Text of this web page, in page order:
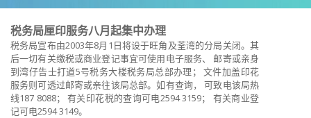
税务局厘印服务八月起集中办理
税务局宣布由2003年8月1日将设于旺角及荃湾的分局关闭。其
后一切有关缴税或商业登记事宜可使用电子服务、 邮寄或亲身
到湾仔告士打道5号税务大楼税务局总部办理； 文件加盖印花
服务则可透过邮寄或亲往该局总部。如有查询， 可致电该局热
线187 8088； 有关印花税的查询可电2594 3159； 有关商业登
记可电2594 3149。